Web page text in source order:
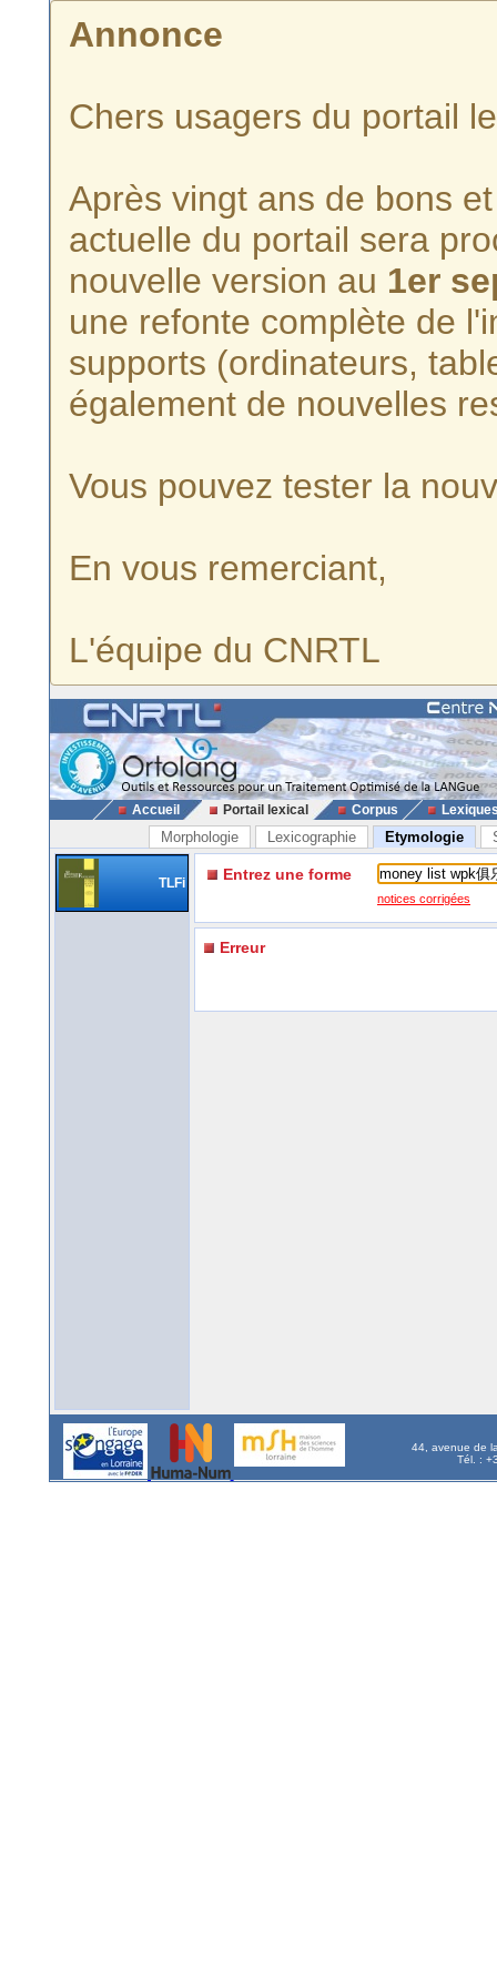
Annonce
Chers usagers du portail
Après vingt ans de bons
actuelle du portail sera
nouvelle version au 1er
une refonte complète de
supports (ordinateurs,
également de nouvelles
Vous pouvez tester la
En vous remerciant,
L'équipe du CNRTL
Accueil Portail lexical Corpus
Morphologie Lexicographie Etymologie
TLFi Entrez une forme
notices corrigées
Erreur
44, avenue de
Tél. :